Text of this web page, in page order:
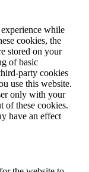
while
cookies, the
stored on your
of basic
party cookies
use this website.
only with your
of these cookies.
have an effect